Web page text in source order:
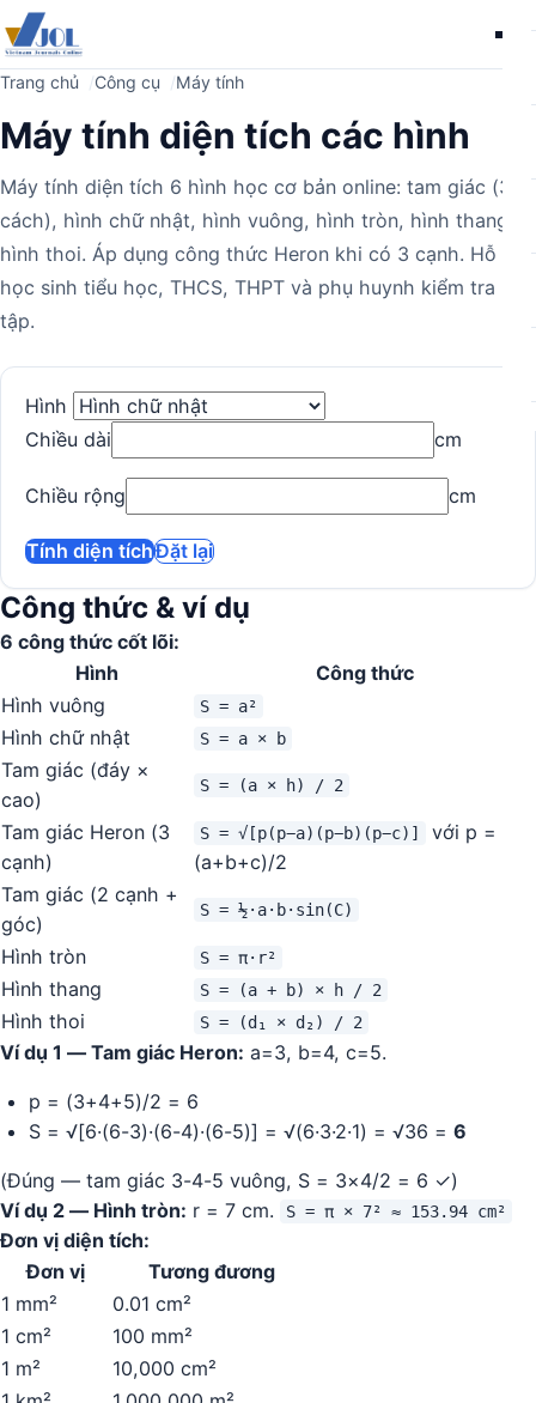
Trang chủ Công cụ Máy tính
Máy tính diện tích các hình
Máy tính diện tích 6 hình học cơ bản online: tam giác (3
cách), hình chữ nhật, hình vuông, hình tròn, hình thang,
hình thoi. Áp dụng công thức Heron khi có 3 cạnh. Hỗ trợ
học sinh tiểu học, THCS, THPT và phụ huynh kiểm tra bài
tập.
Máy
tính
Hình
Chiều dài
cm
Chiều rộng cm
Tính diện tíchĐặt lại
Công thức & ví dụ
6 công thức cốt lõi:
Hình
Công thức
Hình vuông
S = a²
Hình chữ nhật S = a × b
Tam giác (đáy ×
cao)
S = (a × h) / 2
Tam giác Heron (3
cạnh)
S = √[p(p−a)(p−b)(p−c)]
với p =
(a+b+c)/2
Tam giác (2 cạnh +
góc)
S = ½·a·b·sin(C)
Hình tròn S = π·r²
Hình thang S = (a + b) × h / 2
Hình thoi S = (d₁ × d₂) / 2
Ví dụ 1 — Tam giác Heron: a=3, b=4, c=5.
p = (3+4+5)/2 = 6
S = √[6·(6-3)·(6-4)·(6-5)] = √(6·3·2·1) = √36 = 6
(Đúng — tam giác 3-4-5 vuông, S = 3×4/2 = 6 ✓)
Ví dụ 2 — Hình tròn: r = 7 cm. S = π × 7² ≈ 153.94 cm²
Đơn vị diện tích:
Đơn vị
Tương đương
1 mm²
0.01 cm²
1 cm²
100 mm²
1 m²
10,000 cm²